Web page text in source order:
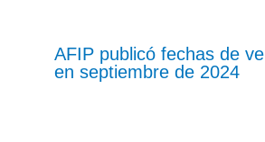
AFIP publicó fechas de
en septiembre de 2024